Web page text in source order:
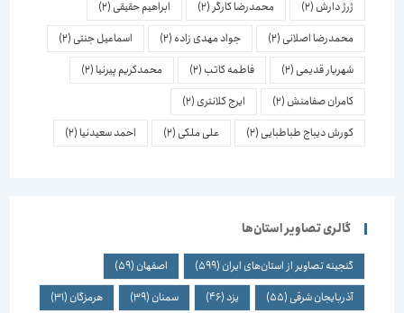
ژرژ دارش(2) محمدرضا کارگر(2) ابراهیم حقیقی(2)
محمدرضا اصلانی(2) جواد مهدی زاده(2) اسماعیل جنتی(2)
شهریار قدیمی(2) فاطمه کاتب(2) محمدکریم پیرنیا(2)
کامران صفامنش(2) ایرج کلانتری(2)
کورش دیباج طباطبایی(2) علی ملکی(2) احمد سعیدنیا(2)
گالری تصاویر استان‌ها
گنجینه تصاویر از استان‌های ایران(599) اصفهان(59)
آذربایجان شرقی(55)
(46) سمنان(39) هرمزگان(31)